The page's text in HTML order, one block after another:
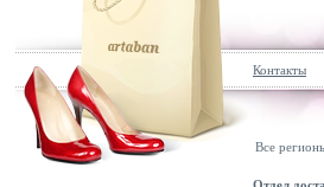
Контакты
Все